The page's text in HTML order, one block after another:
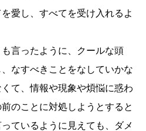
愛し、すべてを受け入れるよ
言ったように、クールな頭
なすべきことをなしていかな
て、情報や現象や煩悩に惑わ
のことに対処しようとすると
ているように見えても、ダメ